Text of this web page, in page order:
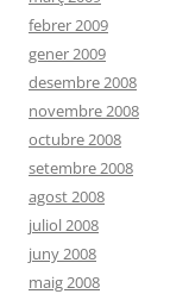
febrer 2009
gener 2009
desembre 2008
novembre 2008
octubre 2008
setembre 2008
agost 2008
juliol 2008
juny 2008
maig 2008